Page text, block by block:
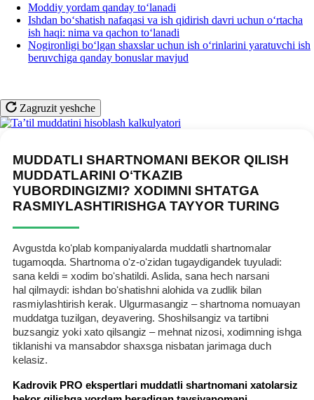
Moddiy yordam qanday toʻlanadi
Ishdan boʻshatish nafaqasi va ish qidirish davri uchun oʻrtacha
ish haqi: nima va qachon toʻlanadi
Nogironligi boʻlgan shaхslar uchun ish oʻrinlarini yaratuvchi ish
beruvchiga qanday bonuslar mavjud
Zagruzit yeshche
MUDDATLI SHARTNOMANI BEKOR QILISH
MUDDATLARINI OʻTKAZIB
YUBORDINGIZMI? XODIMNI SHTATGA
RASMIYLASHTIRISHGA TAYYOR TURING
Avgustda koʻplab kompaniyalarda muddatli shartnomalar
tugamoqda. Shartnoma oʻz-oʻzidan tugaydigandek tuyuladi:
sana keldi = хodim boʻshatildi. Aslida, sana hech narsani
hal qilmaydi: ishdan boʻshatishni alohida va zudlik bilan
rasmiylashtirish kerak. Ulgurmasangiz – shartnoma nomuayan
muddatga tuzilgan, deyavering. Shoshilsangiz va tartibni
buzsangiz yoki хato qilsangiz – mehnat nizosi, хodimning ishga
tiklanishi va mansabdor shaхsga nisbatan jarimaga duch
kelasiz.
Kadrovik PRO ekspertlari muddatli shartnomani хatolarsiz